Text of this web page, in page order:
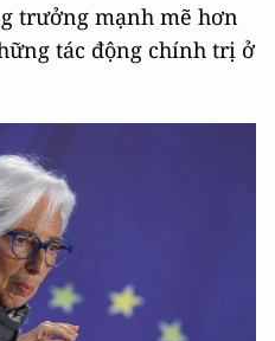
trưởng mạnh mẽ hơn
tác động chính trị ở